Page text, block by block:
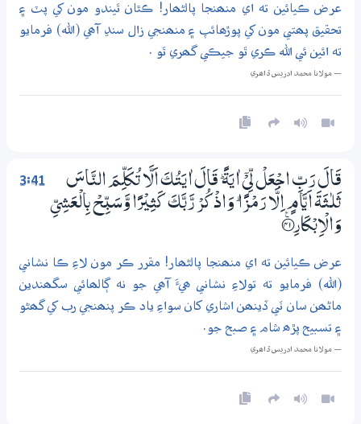
عرض ڪيائين ته اي منھنجا پالڻھار! ڪٿان ٿيندو مون کي پٽ ۽
تحقيق پھتي مون کي پوڙھائپ ۽ منھنجي زال سنڍ آھي (الله) فرمايو
ته ائين ئي الله ڪري ٿو جيڪي گھري ٿو .
— مولانا محمد ادريس ڏاھري
3:41
قَالَ رَبِّ اجْعَلْ لِّيْٓ اٰيَةً ۭ قَالَ اٰيَتُكَ اَلَّا تُكَلِّمَ النَّاسَ
ثَلٰــثَةَ اَيَّامٍ اِلَّا رَمْزًا ۭ وَاذْكُرْ رَّبَّكَ كَثِيْرًا وَّسَبِّحْ بِالْعَشِيِّ
وَالْاِبْكَارِ ؀ۧ41
عرض ڪيائين ته اي منھنجا پالڻھار! مقرر ڪر مون لاءِ ڪا نشاني
(الله) فرمايو ته تولاءِ نشاني ھيءَ آھي جو نه ڳالھائي سگھندين
ماڻھن سان ٽي ڏينھن اشاري کان سواءِ ياد ڪر پنھنجي رب کي گھڻو
۽ تسبيح پڙھ شام ۽ صبح جو.
— مولانا محمد ادريس ڏاھري